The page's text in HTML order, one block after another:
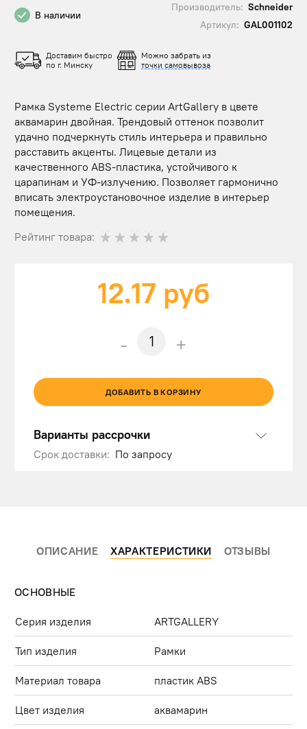
В наличии
Производитель: Schneider
Артикул: GAL001102
Доставим быстро
по г. Минску
Можно забрать из
точки самовывоза
Рамка Systeme Electric серии ArtGallery в цвете
аквамарин двойная. Трендовый оттенок позволит
удачно подчеркнуть стиль интерьера и правильно
расставить акценты. Лицевые детали из
качественного ABS-пластика, устойчивого к
царапинам и УФ-излучению. Позволяет гармонично
вписать электроустановочное изделие в интерьер
помещения.
Рейтинг товара:
12.17руб
- +
ДОБАВИТЬ В КОРЗИНУ
Варианты рассрочки
Срок доставки: По запросу
ОПИСАНИЕ ХАРАКТЕРИСТИКИ ОТЗЫВЫ
ОСНОВНЫЕ
Серия изделия ARTGALLERY
Тип изделия Рамки
Материал товара пластик ABS
Цвет изделия аквамарин